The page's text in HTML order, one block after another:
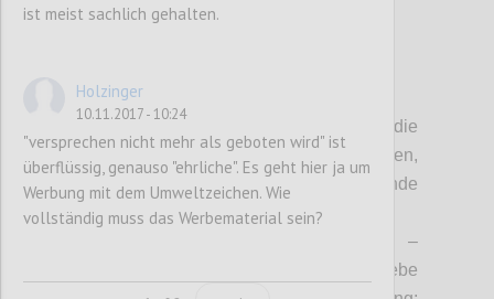
P3
Sofern nicht anders angegeben, gelten die
MUSS-Kriterien immer für alle Betriebstypen,
wobei für die Ausnahmen folgende
Abkürzungenverwendet werden:
–
- Gastronomiebetriebe
ist meist sachlich gehalten.
Holzinger
10.11.2017 - 10:24
"versprechen nicht mehr als geboten wird" ist
überflüssig, genauso "ehrliche". Es geht hier ja um
Werbung mit dem Umweltzeichen. Wie
vollständig muss das Werbematerial sein?